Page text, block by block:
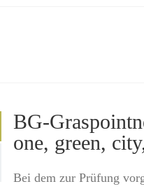
BG-
one, green,
Bei dem zur Prüfung